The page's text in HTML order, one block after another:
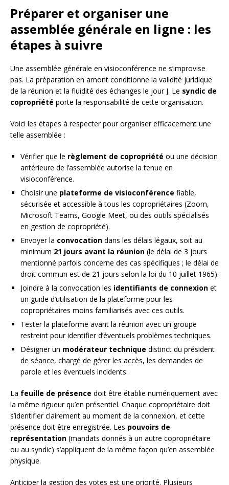
Préparer et organiser une
assemblée générale en ligne : les
étapes à suivre
Une assemblée générale en visioconférence ne s’improvise
pas. La préparation en amont conditionne la validité juridique
de la réunion et la fluidité des échanges le jour J. Le syndic de
copropriété porte la responsabilité de cette organisation.
Voici les étapes à respecter pour organiser efficacement une
telle assemblée :
Vérifier que le règlement de copropriété ou une décision
antérieure de l’assemblée autorise la tenue en
visioconférence.
Choisir une plateforme de visioconférence fiable,
sécurisée et accessible à tous les copropriétaires (Zoom,
Microsoft Teams, Google Meet, ou des outils spécialisés
en gestion de copropriété).
Envoyer la convocation dans les délais légaux, soit au
minimum 21 jours avant la réunion (le délai de 3 jours
mentionné parfois concerne des cas spécifiques ; le délai de
droit commun est de 21 jours selon la loi du 10 juillet 1965).
Joindre à la convocation les identifiants de connexion et
un guide d’utilisation de la plateforme pour les
copropriétaires moins familiarisés avec ces outils.
Tester la plateforme avant la réunion avec un groupe
restreint pour identifier d’éventuels problèmes techniques.
Désigner un modérateur technique distinct du président
de séance, chargé de gérer les accès, les demandes de
parole et les éventuels incidents.
La feuille de présence doit être établie numériquement avec
la même rigueur qu’en présentiel. Chaque copropriétaire doit
s’identifier clairement au moment de la connexion, et cette
présence doit être enregistrée. Les pouvoirs de
représentation (mandats donnés à un autre copropriétaire
ou au syndic) s’appliquent de la même façon qu’en assemblée
physique.
Anticiper la gestion des votes est une priorité. Plusieurs